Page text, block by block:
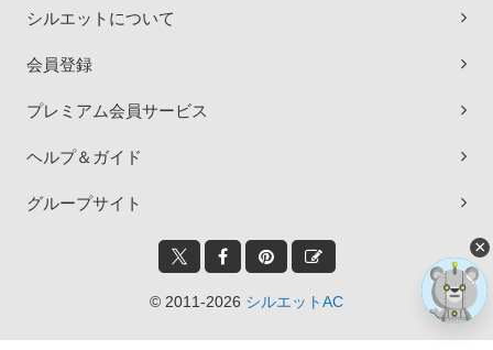
シルエットについて
会員登録
プレミアム会員サービス
ヘルプ＆ガイド
グループサイト
© 2011-2026 シルエットAC
×